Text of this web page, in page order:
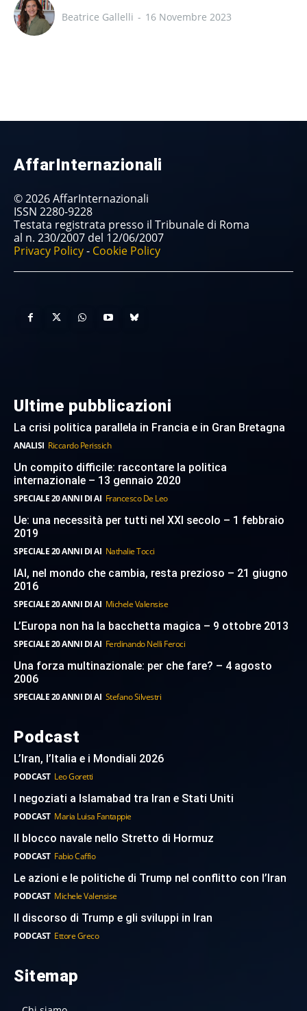
Beatrice Gallelli - 16 Novembre 2023
AffarInternazionali
© 2026 AffarInternazionali
ISSN 2280-9228
Testata registrata presso il Tribunale di Roma
al n. 230/2007 del 12/06/2007
Privacy Policy- Cookie Policy
Ultime pubblicazioni
La crisi politica parallela in Francia e in Gran Bretagna
ANALISI Riccardo Perissich
Un compito difficile: raccontare la politica
internazionale – 13 gennaio 2020
SPECIALE 20 ANNI DI AI Francesco De Leo
Ue: una necessità per tutti nel XXI secolo – 1 febbraio
2019
SPECIALE 20 ANNI DI AI Nathalie Tocci
IAI, nel mondo che cambia, resta prezioso – 21 giugno
2016
SPECIALE 20 ANNI DI AI Michele Valensise
L’Europa non ha la bacchetta magica – 9 ottobre 2013
SPECIALE 20 ANNI DI AI Ferdinando Nelli Feroci
Una forza multinazionale: per che fare? – 4 agosto
2006
SPECIALE 20 ANNI DI AI Stefano Silvestri
Podcast
L’Iran, l’Italia e i Mondiali 2026
PODCAST Leo Goretti
I negoziati a Islamabad tra Iran e Stati Uniti
PODCAST Maria Luisa Fantappie
Il blocco navale nello Stretto di Hormuz
PODCAST Fabio Caffio
Le azioni e le politiche di Trump nel conflitto con l’Iran
PODCAST Michele Valensise
Il discorso di Trump e gli sviluppi in Iran
PODCAST Ettore Greco
Sitemap